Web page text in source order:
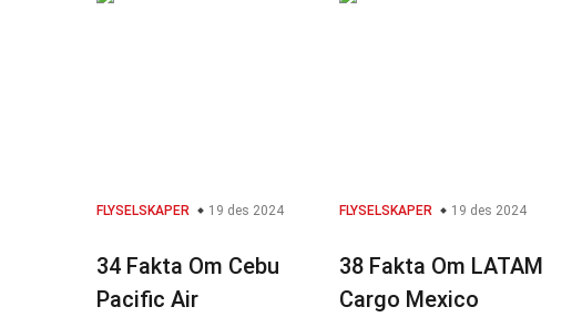
FLYSELSKAPER 19 des 2024
34 Fakta Om Cebu
Pacific Air
FLYSELSKAPER 19 des 2024
38 Fakta Om LATAM
Cargo Mexico